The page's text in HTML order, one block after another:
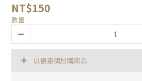
NT$150
數量
以優惠價加購商品